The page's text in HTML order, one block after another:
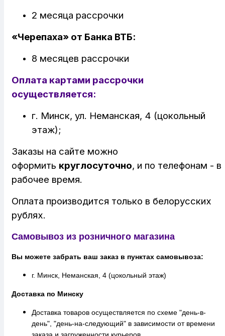
2 месяца рассрочки
«Черепаха» от Банка ВТБ:
8 месяцев рассрочки
Оплата картами рассрочки
осуществляется:
г. Минск, ул. Неманская, 4 (цокольный
этаж);
Заказы на сайте можно
оформить круглосуточно, и по телефонам - в
рабочее время.
Оплата производится только в белорусских
рублях.
Самовывоз из розничного магазина
Вы можете забрать ваш заказ в пунктах самовывоза:
г. Минск, Неманская, 4 (цокольный этаж)
Доставка по Минску
Доставка товаров осуществляется по схеме "день-в-
день", "день-на-следующий" в зависимости от времени
заказа и загруженности курьеров.